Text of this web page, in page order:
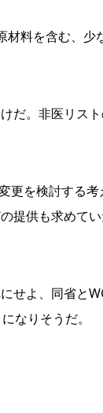
料を含む、少
だ。非医リス
更を検討する考
提供も求めてい
せよ、同省と
なりそうだ。